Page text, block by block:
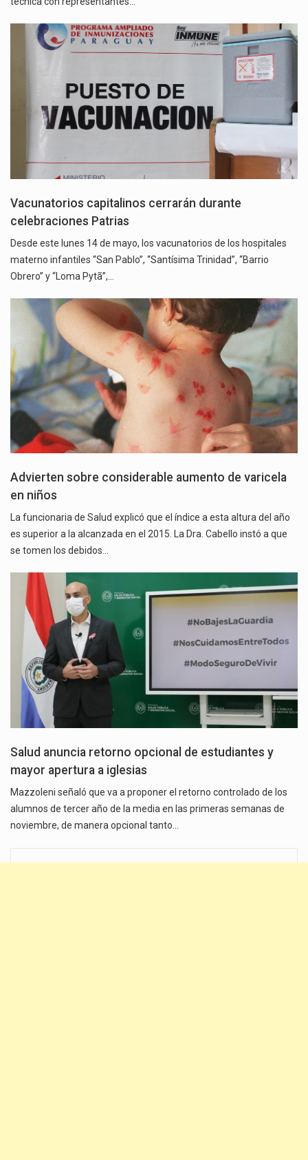
Vacunatorios capitalinos cerrarán durante
celebraciones Patrias
Desde este lunes 14 de mayo, los vacunatorios de los hospitales
materno infantiles “San Pablo”, “Santísima Trinidad”, “Barrio
Obrero” y “Loma Pytã”,…
Advierten sobre considerable aumento de varicela
en niños
La funcionaria de Salud explicó que el índice a esta altura del año
es superior a la alcanzada en el 2015. La Dra. Cabello instó a que
se tomen los debidos…
Salud anuncia retorno opcional de estudiantes y
mayor apertura a iglesias
Mazzoleni señaló que va a proponer el retorno controlado de los
alumnos de tercer año de la media en las primeras semanas de
noviembre, de manera opcional tanto…